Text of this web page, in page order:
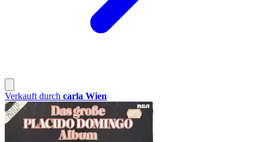
Verkauft durch carla Wien